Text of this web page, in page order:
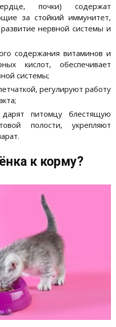
почки) содержат
за стойкий иммунитет,
нервной системы и
содержания витаминов и
кислот, обеспечивает
системы;
регулируют работу
дарят питомцу блестящую
полости, укрепляют
к корму?